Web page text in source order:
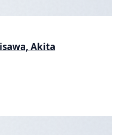
Akita